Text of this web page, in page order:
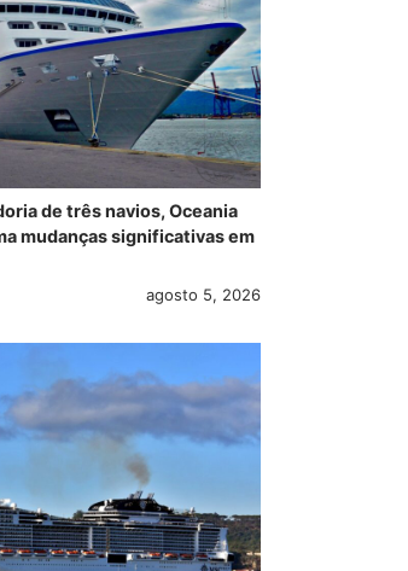
de três navios, Oceania
mudanças significativas em
agosto 5, 2026